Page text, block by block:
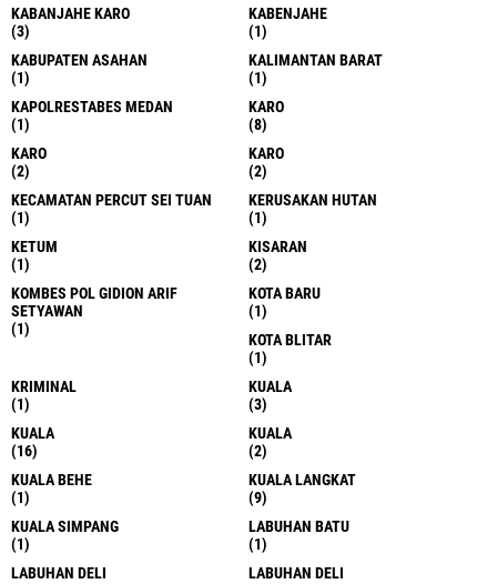
KABANJAHE KARO
(3)
KABENJAHE
(1)
KABUPATEN ASAHAN
(1)
KALIMANTAN BARAT
(1)
KAPOLRESTABES MEDAN
(1)
KARO
(8)
KARO
(2)
KARO
(2)
KECAMATAN PERCUT SEI TUAN
(1)
KERUSAKAN HUTAN
(1)
KETUM
(1)
KISARAN
(2)
KOMBES POL GIDION ARIF
SETYAWAN
(1)
KOTA BARU
(1)
KOTA BLITAR
(1)
KRIMINAL
(1)
KUALA
(3)
KUALA
(16)
KUALA
(2)
KUALA BEHE
(1)
KUALA LANGKAT
(9)
KUALA SIMPANG
(1)
LABUHAN BATU
(1)
LABUHAN DELI
LABUHAN DELI